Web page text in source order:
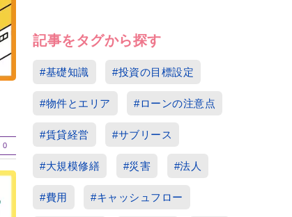
0
記事をタグから探す
#基礎知識 #投資の目標設定
#物件とエリア #ローンの注意点
#賃貸経営 #サブリース
#大規模修繕 #災害 #法人
#費用 #キャッシュフロー